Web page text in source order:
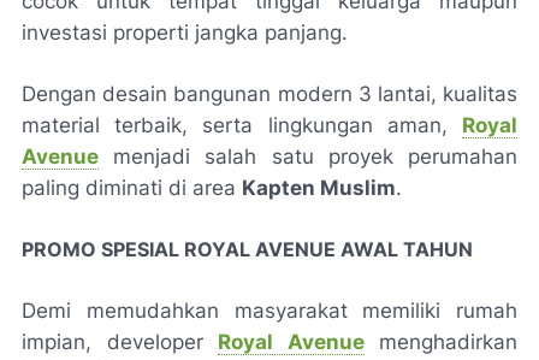
investasi properti jangka panjang.
Dengan desain bangunan modern 3 lantai, kualitas
material terbaik, serta lingkungan aman, Royal
Avenue menjadi salah satu proyek perumahan
paling diminati di area Kapten Muslim.
PROMO SPESIAL ROYAL AVENUE AWAL TAHUN
Demi memudahkan masyarakat memiliki rumah
impian, developer Royal Avenuemenghadirkan